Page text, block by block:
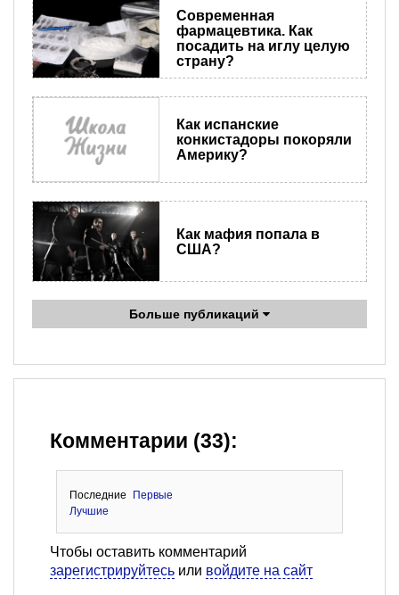
Современная
фармацевтика. Как
посадить на иглу целую
страну?
Как испанские
конкистадоры покоряли
Америку?
Как мафия попала в
США?
Больше публикаций
Комментарии (33):
Последние
Первые
Лучшие
Чтобы оставить комментарий
зарегистрируйтесь или войдите на сайт